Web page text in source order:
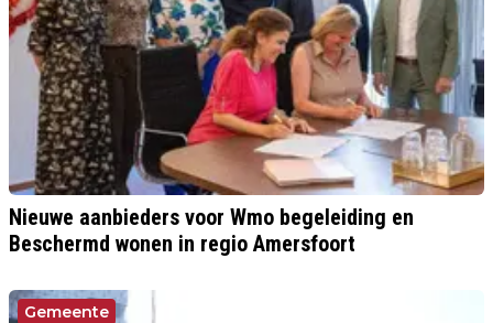
Nieuwe aanbieders voor Wmo begeleiding en
Beschermd wonen in regio Amersfoort
Gemeente